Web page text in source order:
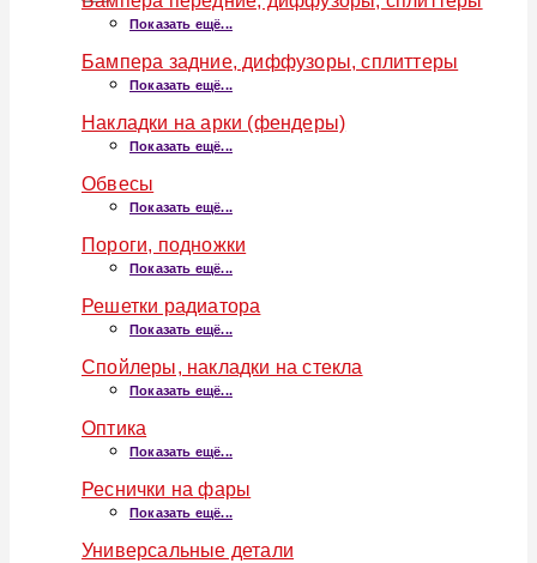
Показать ещё...
Бампера задние, диффузоры, сплиттеры
Показать ещё...
Накладки на арки (фендеры)
Показать ещё...
Обвесы
Показать ещё...
Пороги, подножки
Показать ещё...
Решетки радиатора
Показать ещё...
Спойлеры, накладки на стекла
Показать ещё...
Оптика
Показать ещё...
Реснички на фары
Показать ещё...
Универсальные детали